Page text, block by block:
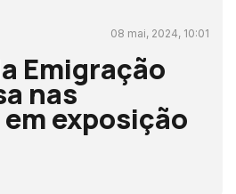
08 mai, 2024, 10:01
Emigração
nas
exposição